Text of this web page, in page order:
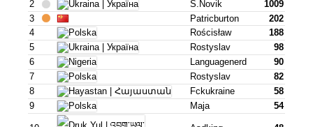
2
S.novik
1009
3
Patricburton
202
4
Rościsław
188
5
Rostyslav
98
6
Languagenerd
90
7
Rostyslav
82
8
Fckukraine
58
9
Maja 54